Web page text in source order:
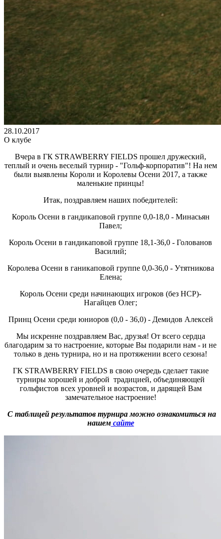
28.10.2017
О клубе
Вчера в ГК STRAWBERRY FIELDS прошел дружеский,
теплый и очень веселый турнир - "Гольф-корпоратив"! На нем
были выявлены Короли и Королевы Осени 2017, а также
маленькие принцы!
Итак, поздравляем наших победителей:
Король Осени в гандикаповой группе 0,0-18,0 - Минасьян
Павел;
Король Осени в гандикаповой группе 18,1-36,0 - Голованов
Василий;
Королева Осени в ганикаповой группе 0,0-36,0 - Утятникова
Елена;
Король Осени среди начинающих игроков (без HCP)-
Нагайцев Олег;
Принц Осени среди юниоров (0,0 - 36,0) - Демидов Алексей
Мы искренне поздравляем Вас, друзья! От всего сердца
благодарим за то настроение, которые Вы подарили нам - и не
только в день турнира, но и на протяжении всего сезона!
ГК STRAWBERRY FIELDS в свою очередь сделает такие
турниры хорошей и доброй традицией, объединяющей
гольфистов всех уровней и возрастов, и дарящей Вам
замечательное настроение!
С таблицей результатов турнира можно ознакомиться на
нашемсайте